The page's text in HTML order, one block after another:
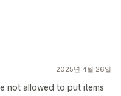
2025년 4월 26일
not allowed to put items